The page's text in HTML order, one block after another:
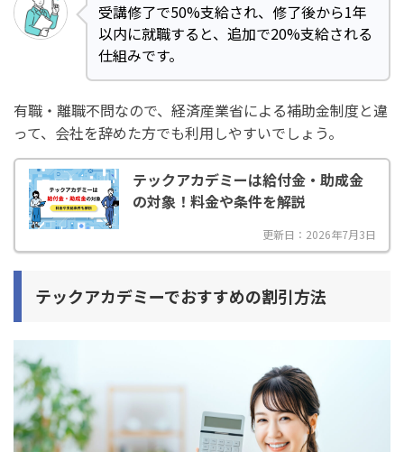
受講修了で50%支給され、修了後から1年
以内に就職すると、追加で20%支給される
仕組みです。
有職・離職不問なので、経済産業省による補助金制度と違
って、会社を辞めた方でも利用しやすいでしょう。
テックアカデミーは給付金・助成金
の対象！料金や条件を解説
更新日：2026年7月3日
テックアカデミーでおすすめの割引方法